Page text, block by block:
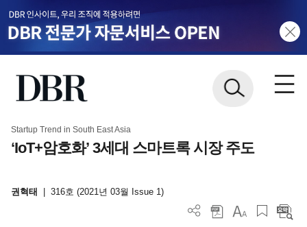
Startup Trend in South East Asia
‘IoT+암호화’ 3세대 스마트록 시장 주도
권혁태 316호 (2021년 03월 Issue 1)